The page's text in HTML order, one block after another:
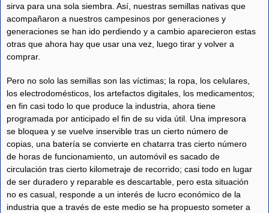
sirva para una sola siembra. Así, nuestras semillas nativas que
acompañaron a nuestros campesinos por generaciones y
generaciones se han ido perdiendo y a cambio aparecieron estas
otras que ahora hay que usar una vez, luego tirar y volver a
comprar.
Pero no solo las semillas son las víctimas; la ropa, los celulares,
los electrodomésticos, los artefactos digitales, los medicamentos;
en fin casi todo lo que produce la industria, ahora tiene
programada por anticipado el fin de su vida útil. Una impresora
se bloquea y se vuelve inservible tras un cierto número de
copias, una batería se convierte en chatarra tras cierto número
de horas de funcionamiento, un automóvil es sacado de
circulación tras cierto kilometraje de recorrido; casi todo en lugar
de ser duradero y reparable es descartable, pero esta situación
no es casual, responde a un interés de lucro económico de la
industria que a través de este medio se ha propuesto someter a